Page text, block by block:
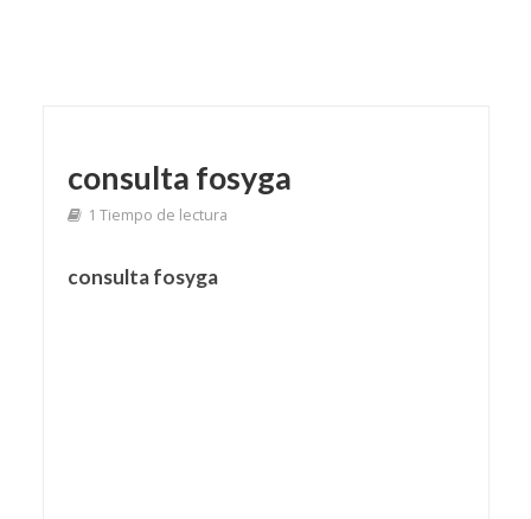
consulta fosyga
1 Tiempo de lectura
consulta fosyga